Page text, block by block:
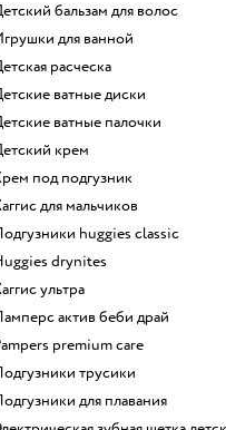
детский бальзам для волос
игрушки для ванной
детская расческа
детские ватные диски
детские ватные палочки
детский крем
крем под подгузник
хаггис для мальчиков
подгузники huggies classic
huggies drynites
хаггис ультра
памперс актив беби драй
pampers premium care
подгузники трусики
подгузники для плавания